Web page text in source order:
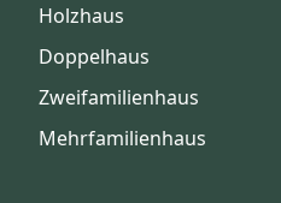
Holzhaus
Doppelhaus
Zweifamilienhaus
Mehrfamilienhaus